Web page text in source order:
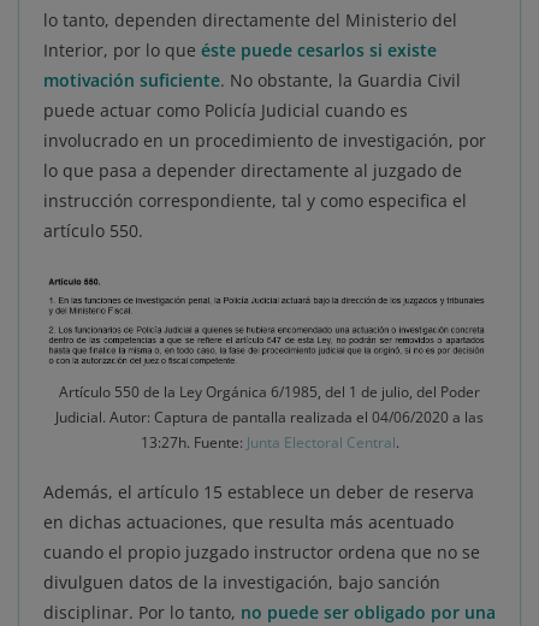
lo tanto, dependen directamente del Ministerio del
Interior, por lo que éste puede cesarlos si existe
motivación suficiente. No obstante, la Guardia Civil
puede actuar como Policía Judicial cuando es
involucrado en un procedimiento de investigación, por
lo que pasa a depender directamente al juzgado de
instrucción correspondiente, tal y como especifica el
artículo 550.
Artículo 550 de la Ley Orgánica 6/1985, del 1 de julio, del Poder
Judicial. Autor: Captura de pantalla realizada el 04/06/2020 a las
13:27h. Fuente: Junta Electoral Central.
Además, el artículo 15 establece un deber de reserva
en dichas actuaciones, que resulta más acentuado
cuando el propio juzgado instructor ordena que no se
divulguen datos de la investigación, bajo sanción
disciplinar. Por lo tanto, no puede ser obligado por una